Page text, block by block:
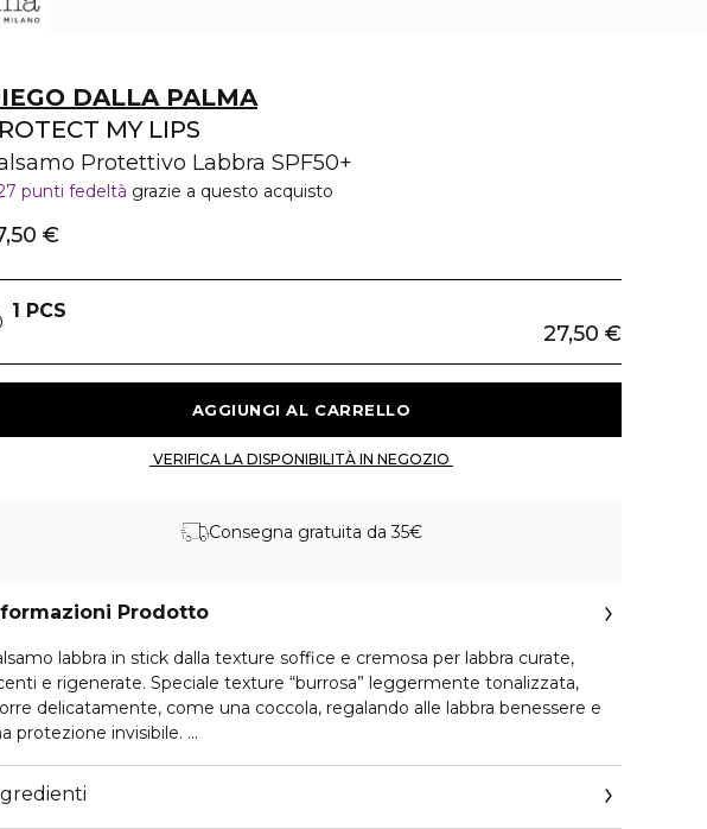
DALLA PALMA
MY LIPS
Protettivo Labbra SPF50+
punti fedeltà grazie a questo acquisto
€
1 PCS
27,50 €
Consegna gratuita da 35€
Prodotto
labbra in stick dalla texture soffice e cremosa per labbra curate,
e rigenerate. Speciale texture “burrosa” leggermente tonalizzata,
delicatamente, come una coccola, regalando alle labbra benessere e
protezione invisibile.